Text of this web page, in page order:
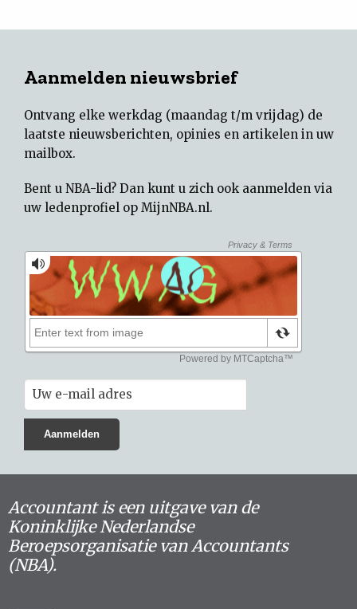
Aanmelden nieuwsbrief
Ontvang elke werkdag (maandag t/m vrijdag) de
laatste nieuwsberichten, opinies en artikelen in uw
mailbox.
Bent u NBA-lid? Dan kunt u zich ook aanmelden via
uw ledenprofiel op MijnNBA.nl.
Accountant is een uitgave van de
Koninklijke Nederlandse
Beroepsorganisatie van Accountants
(NBA).